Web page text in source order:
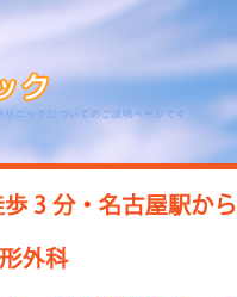
ニックについてのご説明ページです